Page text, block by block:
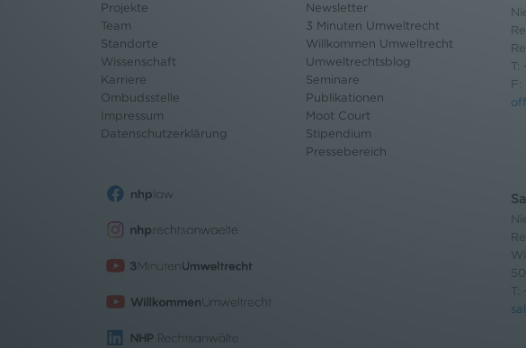
Projekte
Team
Standorte
Wissenschaft
Karriere
Ombudsstelle
Impressum
Datenschutzerklärung
Newsletter
3 Minuten Umweltrecht
Willkommen Umweltrecht
Umweltrechtsblog
Seminare
Publikationen
Moot Court
Stipendium
Pressebereich
T:
F:
T: